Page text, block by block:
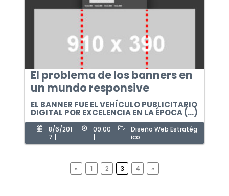
Acerca de
El problema de los banners en
un mundo responsive
EL BANNER FUE EL VEHÍCULO PUBLICITARIO
DIGITAL POR EXCELENCIA EN LA ÉPOCA (...)
8/6/201
7 |
09:00
|
Diseño Web Estratég
ico.
« 1 2 3 4 »